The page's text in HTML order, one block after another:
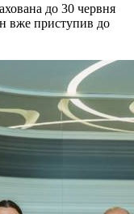
до 30 червня
вже приступив до